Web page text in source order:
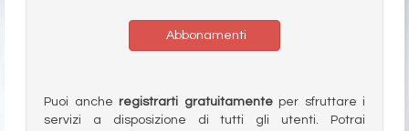
Abbonamenti
Puoi anche registrarti gratuitamenteper sfruttare i
servizi a disposizione di tutti gli utenti. Potrai